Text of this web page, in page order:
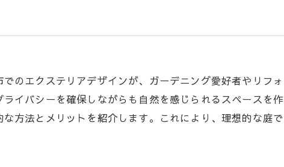
のエクステリアデザインが、ガーデニング愛好者やリフ
イバシーを確保しながらも自然を感じられるスペースを作
方法とメリットを紹介します。これにより、理想的な庭